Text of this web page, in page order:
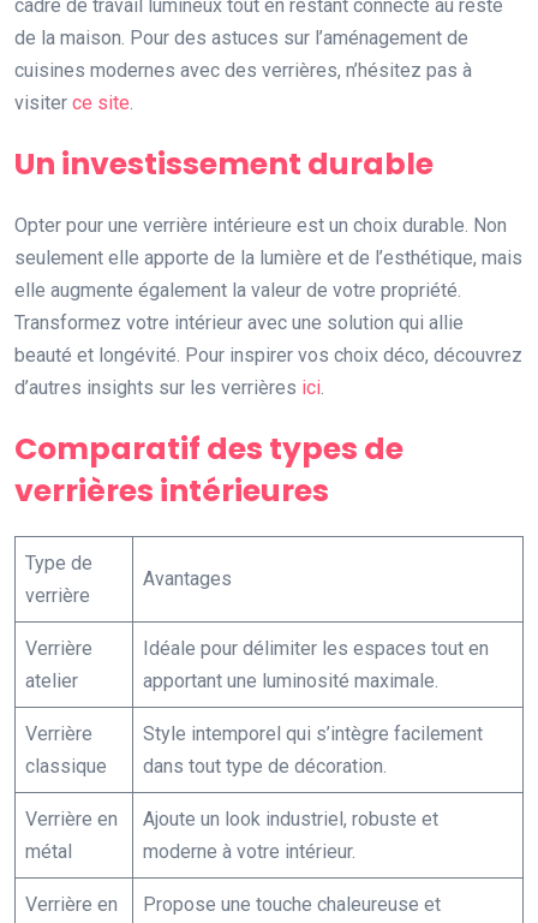
cadre de travail lumineux tout en restant connecté au reste
de la maison. Pour des astuces sur l’aménagement de
cuisines modernes avec des verrières, n’hésitez pas à
visiter ce site.
Un investissement durable
Opter pour une verrière intérieure est un choix durable. Non
seulement elle apporte de la lumière et de l’esthétique, mais
elle augmente également la valeur de votre propriété.
Transformez votre intérieur avec une solution qui allie
beauté et longévité. Pour inspirer vos choix déco, découvrez
d’autres insights sur les verrières ici.
Comparatif des types de
verrières intérieures
Type de
verrière
Avantages
Verrière
atelier
Idéale pour délimiter les espaces tout en
apportant une luminosité maximale.
Verrière
classique
Style intemporel qui s’intègre facilement
dans tout type de décoration.
Verrière en
métal
Ajoute un look industriel, robuste et
moderne à votre intérieur.
Verrière en
Propose une touche chaleureuse et